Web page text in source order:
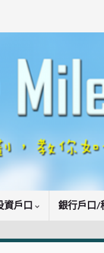
資戶口 銀行戶口/